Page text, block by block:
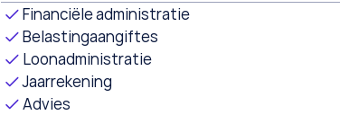
Financiële administratie
Belastingaangiftes
Loonadministratie
Jaarrekening
Advies